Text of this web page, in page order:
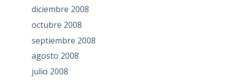
diciembre 2008
octubre 2008
septiembre 2008
agosto 2008
julio 2008